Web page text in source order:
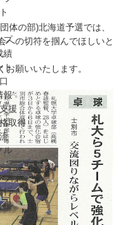
プ
績
ト
報
援
取得
ル
プ
行
援
体の部)北海道予選では、
への切符を掴んでほしいと
願いいたします。